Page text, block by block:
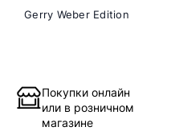
Gerry Weber Edition
Покупки онлайн
или в розничном
магазине